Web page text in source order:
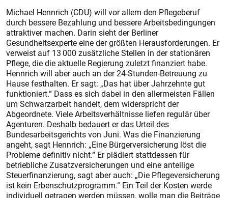
Michael Hennrich (CDU) will vor allem den Pflegeberuf
durch bessere Bezahlung und bessere Arbeitsbedingungen
attraktiver machen. Darin sieht der Berliner
Gesundheitsexperte eine der größten Herausforderungen. Er
verweist auf 13 000 zusätzliche Stellen in der stationären
Pflege, die die aktuelle Regierung zuletzt finanziert habe.
Hennrich will aber auch an der 24-Stunden-Betreuung zu
Hause festhalten. Er sagt: „Das hat über Jahrzehnte gut
funktioniert.“ Dass es sich dabei in den allermeisten Fällen
um Schwarzarbeit handelt, dem widerspricht der
Abgeordnete. Viele Arbeitsverhältnisse liefen regulär über
Agenturen. Deshalb bedauert er das Urteil des
Bundesarbeitsgerichts von Juni. Was die Finanzierung
angeht, sagt Hennrich: „Eine Bürgerversicherung löst die
Probleme definitiv nicht.“ Er plädiert stattdessen für
betriebliche Zusatzversicherungen und eine anteilige
Steuerfinanzierung, sagt aber auch: „Die Pflegeversicherung
ist kein Erbenschutzprogramm.“ Ein Teil der Kosten werde
individuell getragen werden müssen, wolle man die Beiträge